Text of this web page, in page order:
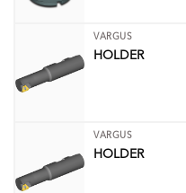
VARGUS
HOLDER
VARGUS
HOLDER